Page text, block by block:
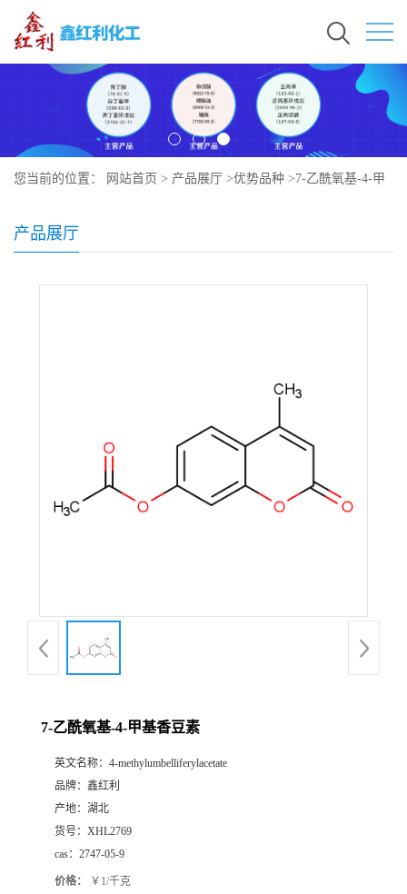
您当前的位置： 网站首页 > 产品展厅 >优势品种 >7-乙酰氧基-4-甲
产品展厅
7-乙酰氧基-4-甲基香豆素
英文名称： 4-methylumbelliferylacetate
品牌： 鑫红利
产地： 湖北
货号： XHL2769
cas： 2747-05-9
价格： ￥1/千克